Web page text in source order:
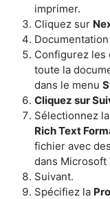
imprimer.
Cliquez sur
Configurez
toute la
dans le menu
Cliquez sur
Sélectionnez
Rich Text
fichier avec
dans Microsoft
Suivant.
Spécifiez la